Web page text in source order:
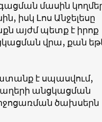
մասին
իսկ Լոս Անջելեսը
այժմ պետք է իրոք
վրա, քան
է սպասվում,
անցկացման
ծախսերն